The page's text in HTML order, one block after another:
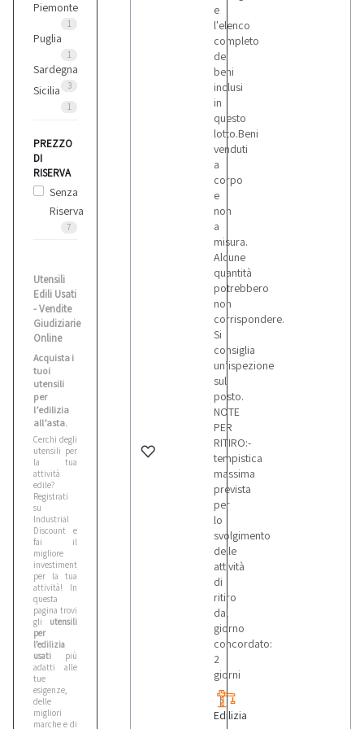
Piemonte
1
Puglia
1
Sardegna
3
Sicilia
1
PREZZO
DI
RISERVA
Senza
Riserva
7
Utensili
Edili Usati
- Vendite
Giudiziarie
Online
Acquista i
tuoi
utensili
per
l’edilizia
all’asta.
Cerchi degli
utensili per
la tua
attività
edile?
Registrati
su
Industrial
Discount e
fai il
migliore
investimento
per la tua
attività! In
questa
pagina trovi
gli utensili
per
l’edilizia
usati più
adatti alle
tue
esigenze,
delle
migliori
marche e di
e
l'elenco
completo
dei
beni
inclusi
in
questo
lotto.Beni
venduti
a
corpo
e
non
a
misura.
Alcune
quantità
potrebbero
non
corrispondere.
Si
consiglia
un’ispezione
sul
posto.
NOTE
PER
RITIRO:-
tempistica
massima
prevista
per
lo
svolgimento
delle
attività
di
ritiro
dal
giorno
concordato:
2
giorni
Edilizia